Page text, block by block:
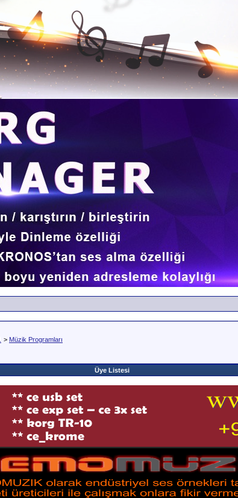
> Müzik Programları
Üye Listesi